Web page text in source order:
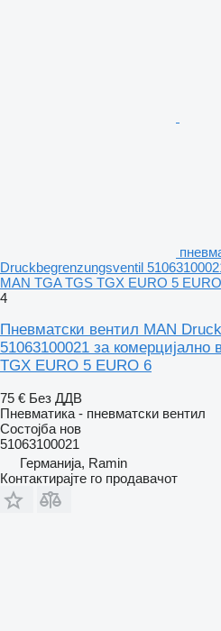
Druckbegrenzungsventil
MAN TGA TGS TGX EURO 5
4
Пневматски вентил MAN
51063100021 за комерцијално
TGX EURO 5 EURO 6
75 € Без ДДВ
Пневматика - пневматски вентил
Состојба нов
51063100021
Германија, Ramin
Контактирајте го продавачот